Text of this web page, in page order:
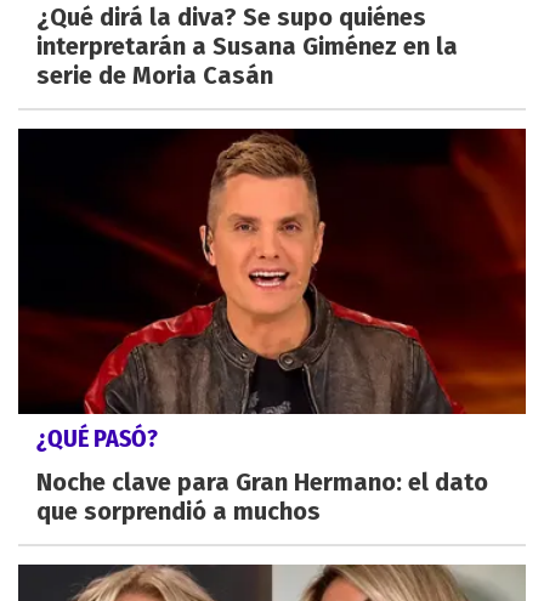
¿Qué dirá la diva? Se supo quiénes
interpretarán a Susana Giménez en la
serie de Moria Casán
¿QUÉ PASÓ?
Noche clave para Gran Hermano: el dato
que sorprendió a muchos